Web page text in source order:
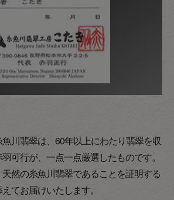
川翡翠は、60年以上にわたり翡翠を収
可行が、一点一点厳選したものです。
然の糸魚川翡翠であることを証明する
てお届けいたします。